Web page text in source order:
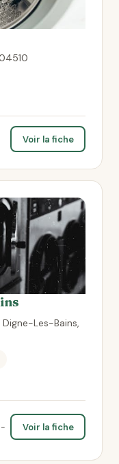
Voir la fiche
Les-Bains,
Voir la fiche